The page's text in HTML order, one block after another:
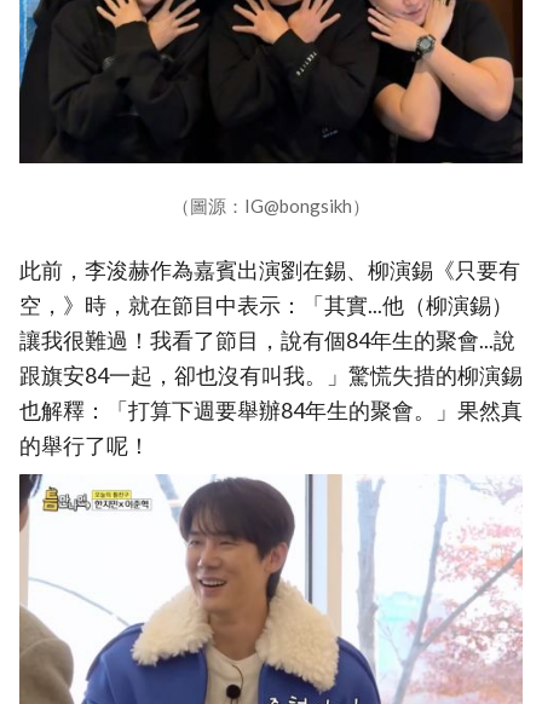
（圖源：IG@bongsikh）
此前，李浚赫作為嘉賓出演劉在錫、柳演錫《只要有
空，》時，就在節目中表示：「其實...他（柳演錫）
讓我很難過！我看了節目，說有個84年生的聚會...說
跟旗安84一起，卻也沒有叫我。」驚慌失措的柳演錫
也解釋：「打算下週要舉辦84年生的聚會。」果然真
的舉行了呢！